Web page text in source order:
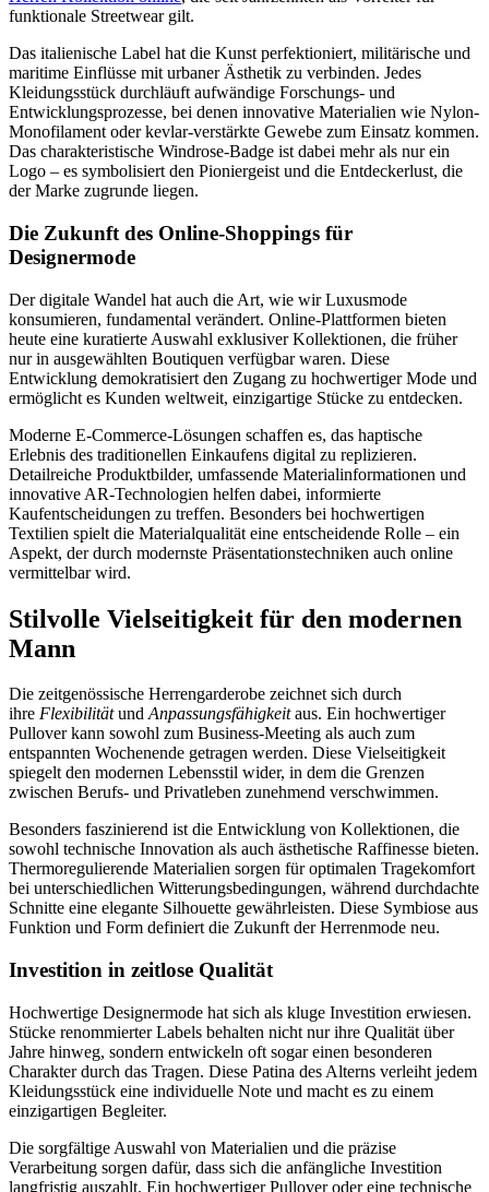
funktionale Streetwear gilt.
Das italienische Label hat die Kunst perfektioniert, militärische und
maritime Einflüsse mit urbaner Ästhetik zu verbinden. Jedes
Kleidungsstück durchläuft aufwändige Forschungs- und
Entwicklungsprozesse, bei denen innovative Materialien wie Nylon-
Monofilament oder kevlar-verstärkte Gewebe zum Einsatz kommen.
Das charakteristische Windrose-Badge ist dabei mehr als nur ein
Logo – es symbolisiert den Pioniergeist und die Entdeckerlust, die
der Marke zugrunde liegen.
Die Zukunft des Online-Shoppings für
Designermode
Der digitale Wandel hat auch die Art, wie wir Luxusmode
konsumieren, fundamental verändert. Online-Plattformen bieten
heute eine kuratierte Auswahl exklusiver Kollektionen, die früher
nur in ausgewählten Boutiquen verfügbar waren. Diese
Entwicklung demokratisiert den Zugang zu hochwertiger Mode und
ermöglicht es Kunden weltweit, einzigartige Stücke zu entdecken.
Moderne E-Commerce-Lösungen schaffen es, das haptische
Erlebnis des traditionellen Einkaufens digital zu replizieren.
Detailreiche Produktbilder, umfassende Materialinformationen und
innovative AR-Technologien helfen dabei, informierte
Kaufentscheidungen zu treffen. Besonders bei hochwertigen
Textilien spielt die Materialqualität eine entscheidende Rolle – ein
Aspekt, der durch modernste Präsentationstechniken auch online
vermittelbar wird.
Stilvolle Vielseitigkeit für den modernen
Mann
Die zeitgenössische Herrengarderobe zeichnet sich durch
ihre FlexibilitätundAnpassungsfähigkeitaus. Ein hochwertiger
Pullover kann sowohl zum Business-Meeting als auch zum
entspannten Wochenende getragen werden. Diese Vielseitigkeit
spiegelt den modernen Lebensstil wider, in dem die Grenzen
zwischen Berufs- und Privatleben zunehmend verschwimmen.
Besonders faszinierend ist die Entwicklung von Kollektionen, die
sowohl technische Innovation als auch ästhetische Raffinesse bieten.
Thermoregulierende Materialien sorgen für optimalen Tragekomfort
bei unterschiedlichen Witterungsbedingungen, während durchdachte
Schnitte eine elegante Silhouette gewährleisten. Diese Symbiose aus
Funktion und Form definiert die Zukunft der Herrenmode neu.
Investition in zeitlose Qualität
Hochwertige Designermode hat sich als kluge Investition erwiesen.
Stücke renommierter Labels behalten nicht nur ihre Qualität über
Jahre hinweg, sondern entwickeln oft sogar einen besonderen
Charakter durch das Tragen. Diese Patina des Alterns verleiht jedem
Kleidungsstück eine individuelle Note und macht es zu einem
einzigartigen Begleiter.
Die sorgfältige Auswahl von Materialien und die präzise
Verarbeitung sorgen dafür, dass sich die anfängliche Investition
langfristig auszahlt. Ein hochwertiger Pullover oder eine technische